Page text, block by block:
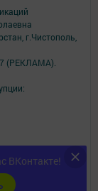
ВКонтакте!
г.Чистополь,
(РЕКЛАМА).
сервисов и
браузера.